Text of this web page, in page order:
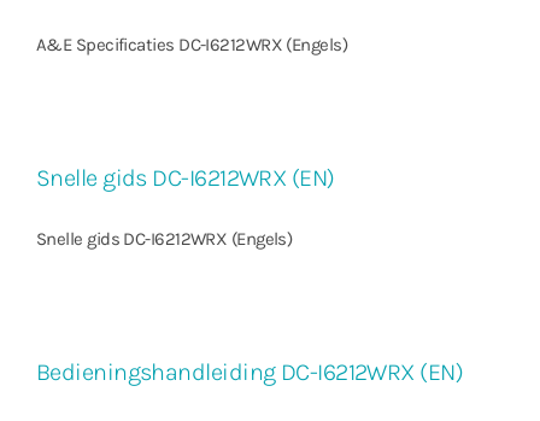
A&E Specificaties DC-I6212WRX (Engels)
Snelle gids DC-I6212WRX (EN)
Snelle gids DC-I6212WRX (Engels)
Bedieningshandleiding DC-I6212WRX (EN)